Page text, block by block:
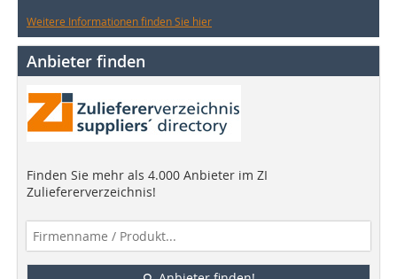
Weitere Informationen finden Sie hier
Anbieter finden
Finden Sie mehr als 4.000 Anbieter im ZI
Zuliefererverzeichnis!